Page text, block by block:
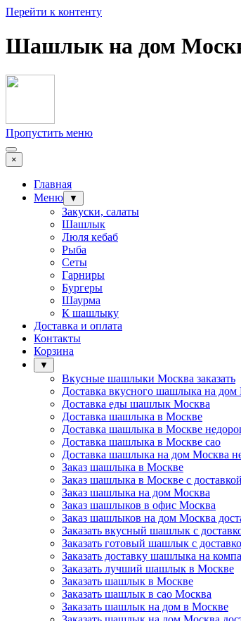
Перейти к контенту
Шашлык на дом
Пропустить меню
×
Главная
Меню
▼
Закуски, салаты
Шашлык
Люля кебаб
Рыба
Сеты
Гарниры
Бургеры
Шаурма
К шашлыку
Доставка и оплата
Контакты
Корзина
▼
Вкусные шашлыки Москва заказать
Доставка вкусного шашлыка на дом
Доставка еды шашлык Москва
Доставка шашлыка в Москве
Доставка шашлыка в Москве
Доставка шашлыка в Москве сао
Доставка шашлыка на дом Москва
Заказ шашлыка в Москве
Заказ шашлыка в Москве с
Заказ шашлыка на дом Москва
Заказ шашлыков в офис Москва
Заказ шашлыков на дом Москва
Заказать вкусный шашлык с
Заказать готовый шашлык с
Заказать доставку шашлыка на
Заказать лучший шашлык в Москве
Заказать шашлык в Москве
Заказать шашлык в сао Москва
Заказать шашлык на дом в Москве